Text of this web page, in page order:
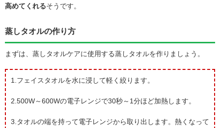
高めてくれるそうです。
蒸しタオルの作り方
まずは、蒸しタオルケアに使用する蒸しタオルを作りましょう。
1.フェイスタオルを水に浸して軽く絞ります。
2.500W～600Wの電子レンジで30秒～1分ほど加熱します。
3.タオルの端を持って電子レンジから取り出します。熱くなって